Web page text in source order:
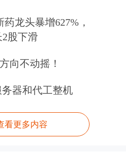
龙头暴增627%，
股下滑
向不动摇！
器和代工整机
看更多内容